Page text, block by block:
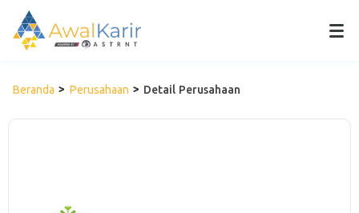
Beranda Perusahaan Detail Perusahaan